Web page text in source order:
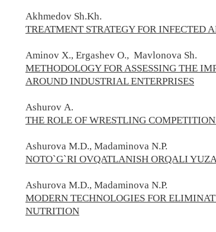
Akhmedov Sh.Kh.
TREATMENT STRATEGY FOR INFECTED
Aminov X., Ergashev O., Mavlonova Sh.
METHODOLOGY FOR ASSESSING THE
AROUND INDUSTRIAL ENTERPRISES
Ashurov А.
THE ROLE OF WRESTLING
Ashurova M.D., Madaminova N.P.
NOTO`G`RI OVQATLANISH ORQALI
Ashurova M.D., Madaminova N.P.
MODERN TECHNOLOGIES FOR
NUTRITION